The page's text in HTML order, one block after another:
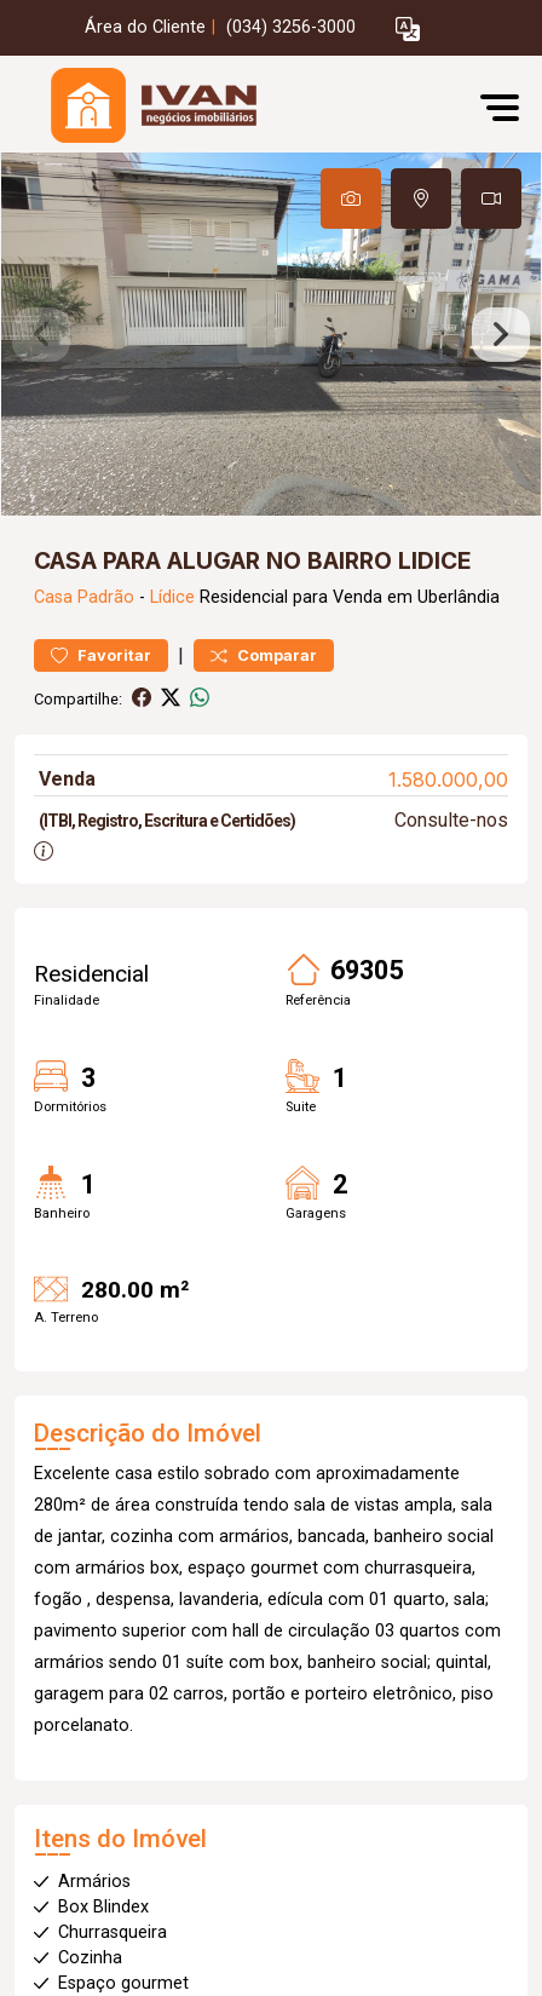
Área do Cliente (034) 3256-3000
CASA PARA ALUGAR NO BAIRRO LIDICE
Casa Padrão - Lídice Residencial para Venda em Uberlândia
Favoritar | Comparar
Compartilhe:
Venda 1.580.000,00
(ITBI, Registro, Escritura e Certidões) Consulte-nos
Residencial
Finalidade
69305
Referência
3
Dormitórios
1
Suite
1
Banheiro
2
Garagens
280.00 m²
A. Terreno
Descrição do Imóvel
Excelente casa estilo sobrado com aproximadamente
280m² de área construída tendo sala de vistas ampla, sala
de jantar, cozinha com armários, bancada, banheiro social
com armários box, espaço gourmet com churrasqueira,
fogão , despensa, lavanderia, edícula com 01 quarto, sala;
pavimento superior com hall de circulação 03 quartos com
armários sendo 01 suíte com box, banheiro social; quintal,
garagem para 02 carros, portão e porteiro eletrônico, piso
porcelanato.
Itens do Imóvel
Armários
Box Blindex
Churrasqueira
Cozinha
Espaço gourmet